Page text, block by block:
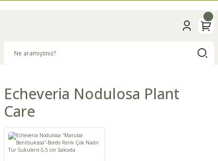
Echeveria Nodulosa Plant
Care